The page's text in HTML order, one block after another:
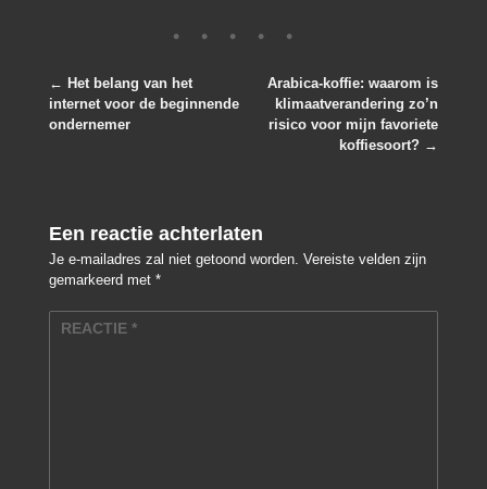
Post navigation
← Het belang van het
internet voor de beginnende
ondernemer
Arabica-koffie: waarom is
klimaatverandering zo’n
risico voor mijn favoriete
koffiesoort? →
Een reactie achterlaten
Je e-mailadres zal niet getoond worden. Vereiste velden zijn
gemarkeerd met *
REACTIE *